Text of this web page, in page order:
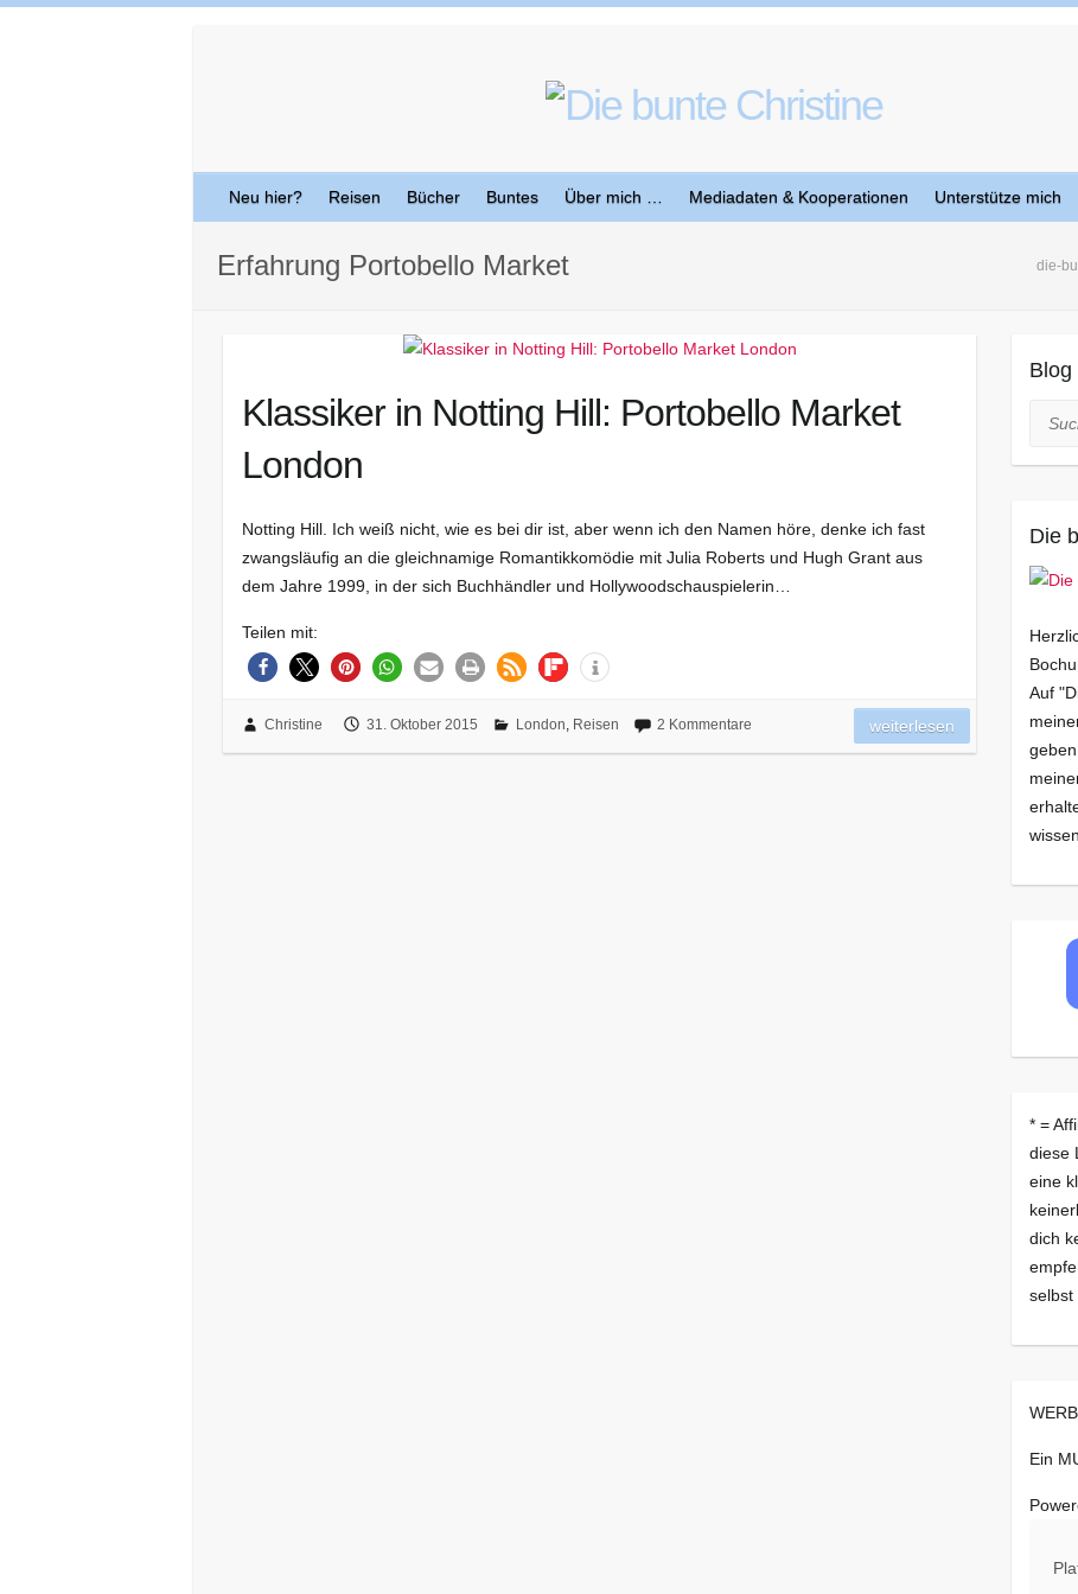
Neu hier? Reisen Bücher Buntes Über mich … Mediadaten & Kooperationen Unterstütze mich
die-
Erfahrung Portobello Market
Klassiker in Notting Hill: Portobello Market
London
Notting Hill. Ich weiß nicht, wie es bei dir ist, aber wenn ich den Namen höre, denke ich fast
zwangsläufig an die gleichnamige Romantikkomödie mit Julia Roberts und Hugh Grant aus
dem Jahre 1999, in der sich Buchhändler und Hollywoodschauspielerin…
Teilen mit:
Christine 31. Oktober 2015 London, Reisen 2 Kommentare weiterlesen
Blog
Suche
Die
Auf
* =
diese
eine
dich
selbst
Ein